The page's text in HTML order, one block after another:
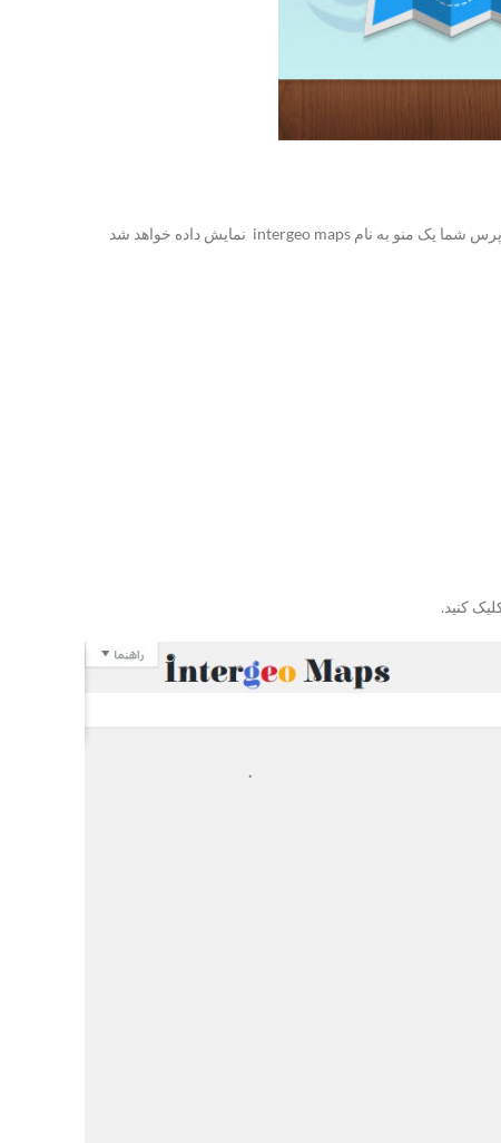
بعد از آن که این افزونه را دانلود و نصب کردید به قسمت افزونه ها رفته و آن را فعال میکنیم بعد از آن که این افزونه را فعال کردید در پیشخوان وردپرس شما یک منو به نام intergeo maps نمایش داده خواهد شد
کنید.